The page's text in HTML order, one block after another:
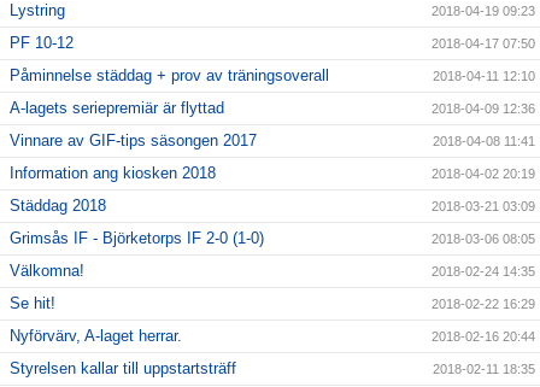
Lystring 2018-04-19 09:23
PF 10-12 2018-04-17 07:50
Påminnelse städdag + prov av träningsoverall 2018-04-11 12:10
A-lagets seriepremiär är flyttad 2018-04-09 12:36
Vinnare av GIF-tips säsongen 2017 2018-04-08 11:41
Information ang kiosken 2018 2018-04-02 20:19
Städdag 2018 2018-03-21 03:09
Grimsås IF - Björketorps IF 2-0 (1-0) 2018-03-06 08:05
Välkomna! 2018-02-24 14:35
Se hit! 2018-02-22 16:29
Nyförvärv, A-laget herrar. 2018-02-16 20:44
Styrelsen kallar till uppstartsträff 2018-02-11 18:35